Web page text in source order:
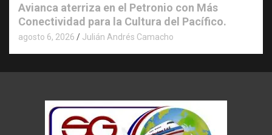
Avianca aterriza en el Petronio con Más
Conectividad para la Cultura del Pacífico.
agosto 6, 2026 Julián Andrés Camacho